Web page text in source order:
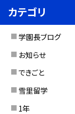
カテゴリ
学園長ブログ
お知らせ
できごと
雪里留学
1年